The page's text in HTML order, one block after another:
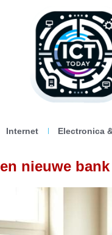
Internet Electronica
nieuwe